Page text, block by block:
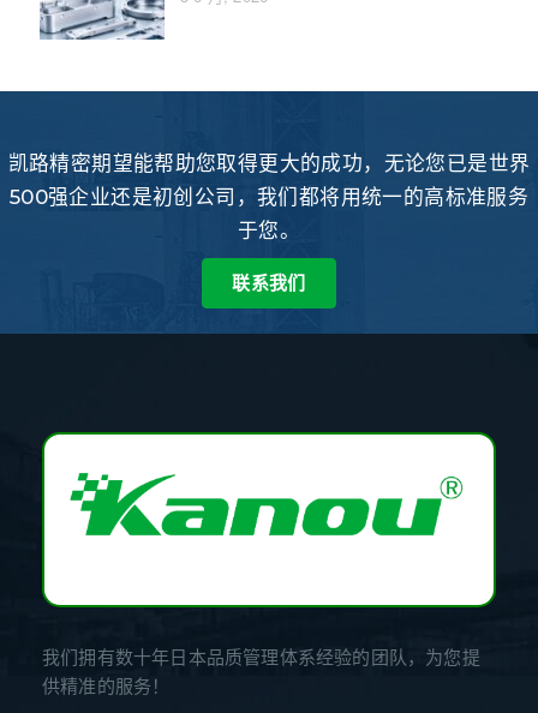
凯路精密期望能帮助您取得更大的成功，无论您已是世界
500强企业还是初创公司，我们都将用统一的高标准服务
于您。
联系我们
我们拥有数十年日本品质管理体系经验的团队，为您提
供精准的服务！